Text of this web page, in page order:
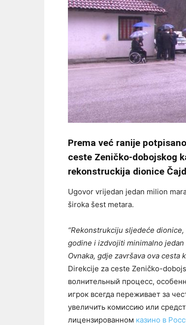
Prema već ranije
ceste Zeničko-dobojskog
rekonstruckija dionice
Ugovor vrijedan jedan milion
široka šest metara.
“Rekonstrukciju sljedeće
godine i izdvojiti minimalno
Ovnaka, gdje završava ova cesta
Direkcije za ceste Zeničko-
волнительный процесс,
игрок всегда переживает за
увеличить комиссию или
лицензированном казино в